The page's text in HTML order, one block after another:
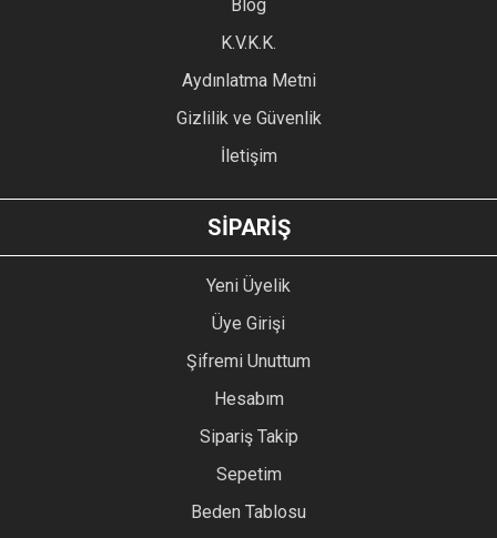
Blog
K.V.K.K.
Aydınlatma Metni
Gizlilik ve Güvenlik
İletişim
SİPARİŞ
Yeni Üyelik
Üye Girişi
Şifremi Unuttum
Hesabım
Sipariş Takip
Sepetim
Beden Tablosu